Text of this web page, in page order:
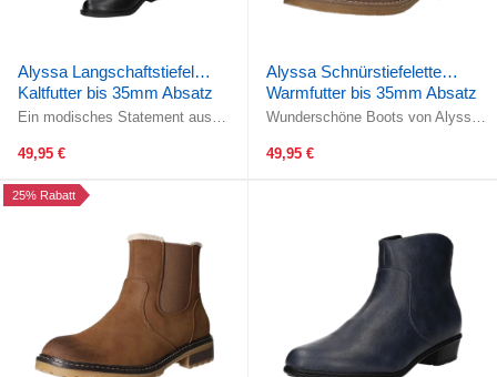
Alyssa Langschaftstiefel
Kaltfutter bis 35mm Absatz
(casual)
Ein modisches Statement aus
verwendeten Stretchmaterials am
49,95 €
Alyssa Schnürstiefelette
Warmfutter bis 35mm Absatz
(casual)
Wunderschöne Boots von Alyssa!
Schuh zur perfekten Alternative ...
49,95 €
25% Rabatt